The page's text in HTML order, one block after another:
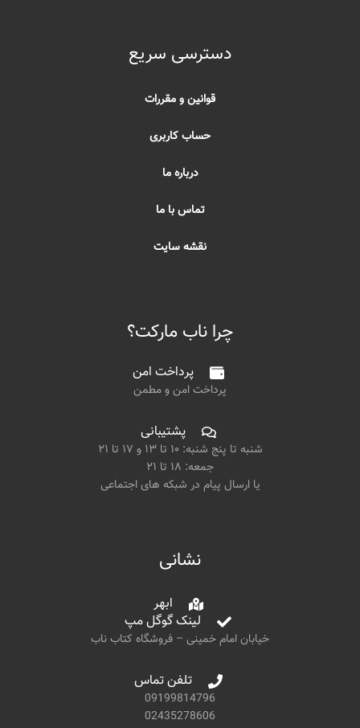
دسترسی سریع
قوانین و مقررات
حساب کاربری
درباره ما
تماس با ما
نقشه سایت
چرا ناب مارکت؟
پرداخت امن
پرداخت امن و مطمن
پشتیبانی
شنبه تا پنج شنبه: ۱۰ تا ۱۳ و ۱۷ تا ۲۱
جمعه: ۱۸ تا ۲۱
یا ارسال پیام در شبکه های اجتماعی
نشانی
ابهر
لینک گوگل مپ
خیابان امام خمینی – فروشگاه کتاب ناب
تلفن تماس
09199814796
02435278606